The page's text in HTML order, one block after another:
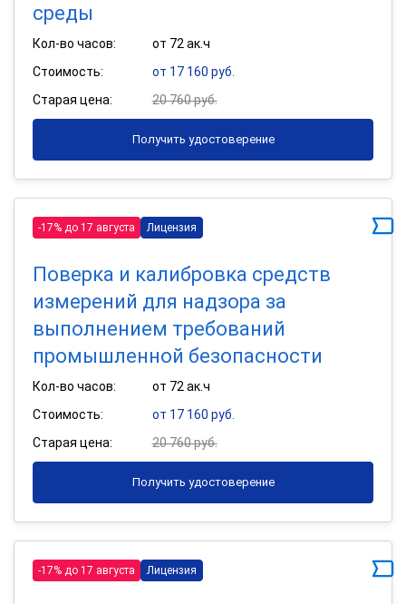
среды
Кол-во часов:
от 72 ак.ч
Стоимость:
от 17 160 руб.
Старая цена:
20 760 руб.
Получить удостоверение
-17% до 17 августа Лицензия
Поверка и калибровка средств
измерений для надзора за
выполнением требований
промышленной безопасности
Кол-во часов:
от 72 ак.ч
Стоимость:
от 17 160 руб.
Старая цена:
20 760 руб.
Получить удостоверение
-17% до 17 августа Лицензия